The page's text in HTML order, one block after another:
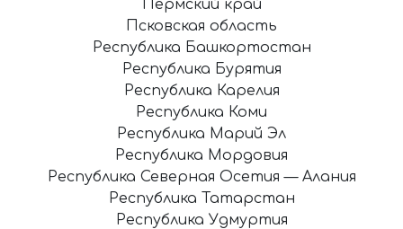
Пермский край
Псковская область
Республика Башкортостан
Республика Бурятия
Республика Карелия
Республика Коми
Республика Марий Эл
Республика Мордовия
Республика Северная Осетия — Алания
Республика Татарстан
Республика Удмуртия